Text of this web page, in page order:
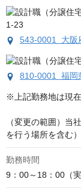
543-0001 大阪
810-0001 福岡
※上記勤務地は現
（変更の範囲）当
を行う場所を含む）
勤務時間
9：00～18：00（